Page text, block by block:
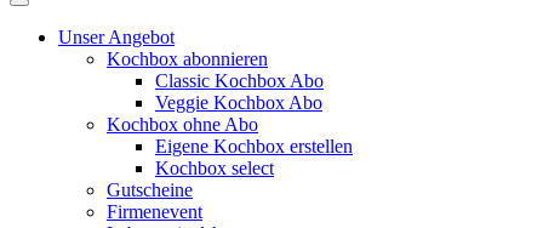
Unser Angebot
Kochbox abonnieren
Classic Kochbox Abo
Veggie Kochbox Abo
Kochbox ohne Abo
Eigene Kochbox erstellen
Kochbox select
Gutscheine
Firmenevent